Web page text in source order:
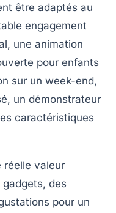
être adaptés au
engagement
une animation
pour enfants
sur un week-end,
un démonstrateur
caractéristiques
réelle valeur
des
pour un